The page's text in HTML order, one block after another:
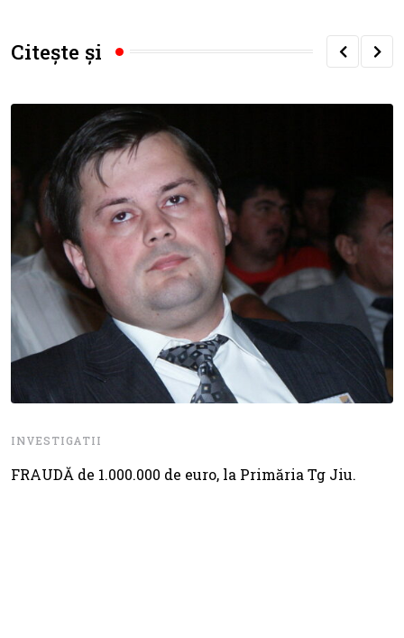
Citește și
INVESTIGATII
FRAUDĂ de 1.000.000 de euro, la Primăria Tg Jiu.